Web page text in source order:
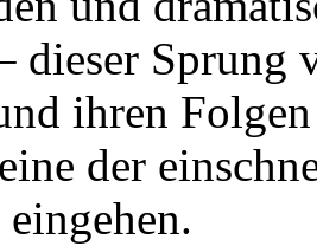
dieser Sprung
ihren
der